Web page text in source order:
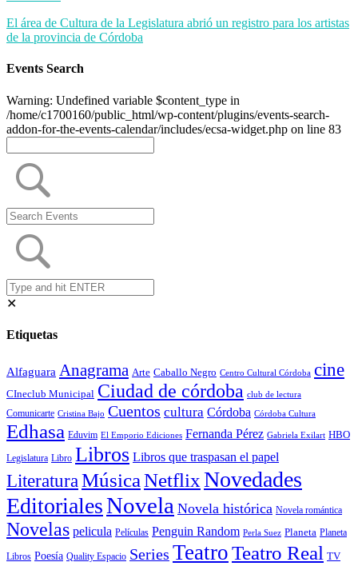
El área de Cultura de la Legislatura abrió un registro para los artistas
de la provincia de Córdoba
Events Search
Warning: Undefined variable $content_type in
/home/c1700160/public_html/wp-content/plugins/events-search-
addon-for-the-events-calendar/includes/ecsa-widget.php on line 83
✕
Etiquetas
Alfaguara Anagrama Arte Caballo Negro Centro Cultural Córdoba cine
CIneclub Municipal Ciudad de córdoba club de lectura
Comunicarte Cristina Bajo Cuentos cultura Córdoba Córdoba Cultura
Edhasa Eduvim El Emporio Ediciones Fernanda Pérez Gabriela Exilart HBO
Legislatura Libro Libros Libros que traspasan el papel
LiteraturaMúsicaNetflixNovedades
EditorialesNovela Novela histórica Novela romántica
Novelas pelicula Películas Penguin Random Perla Suez Planeta Planeta
Libros Poesía Quality Espacio Series TeatroTeatro Real TV